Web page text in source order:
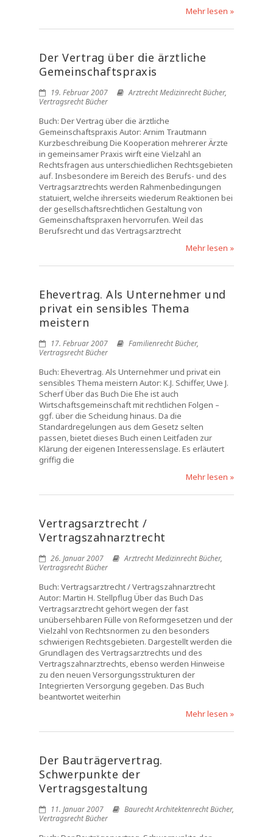
Mehr lesen »
Der Vertrag über die ärztliche
Gemeinschaftspraxis
19. Februar 2007 Arztrecht Medizinrecht Bücher,
Vertragsrecht Bücher
Buch: Der Vertrag über die ärztliche
Gemeinschaftspraxis Autor: Arnim Trautmann
Kurzbeschreibung Die Kooperation mehrerer Ärzte
in gemeinsamer Praxis wirft eine Vielzahl an
Rechtsfragen aus unterschiedlichen Rechtsgebieten
auf. Insbesondere im Bereich des Berufs- und des
Vertragsarztrechts werden Rahmenbedingungen
statuiert, welche ihrerseits wiederum Reaktionen bei
der gesellschaftsrechtlichen Gestaltung von
Gemeinschaftspraxen hervorrufen. Weil das
Berufsrecht und das Vertragsarztrecht
Mehr lesen »
Ehevertrag. Als Unternehmer und
privat ein sensibles Thema
meistern
17. Februar 2007 Familienrecht Bücher,
Vertragsrecht Bücher
Buch: Ehevertrag. Als Unternehmer und privat ein
sensibles Thema meistern Autor: K.J. Schiffer, Uwe J.
Scherf Über das Buch Die Ehe ist auch
Wirtschaftsgemeinschaft mit rechtlichen Folgen –
ggf. über die Scheidung hinaus. Da die
Standardregelungen aus dem Gesetz selten
passen, bietet dieses Buch einen Leitfaden zur
Klärung der eigenen Interessenslage. Es erläutert
griffig die
Mehr lesen »
Vertragsarztrecht /
Vertragszahnarztrecht
26. Januar 2007 Arztrecht Medizinrecht Bücher,
Vertragsrecht Bücher
Buch: Vertragsarztrecht / Vertragszahnarztrecht
Autor: Martin H. Stellpflug Über das Buch Das
Vertragsarztrecht gehört wegen der fast
unübersehbaren Fülle von Reformgesetzen und der
Vielzahl von Rechtsnormen zu den besonders
schwierigen Rechtsgebieten. Dargestellt werden die
Grundlagen des Vertragsarztrechts und des
Vertragszahnarztrechts, ebenso werden Hinweise
zu den neuen Versorgungsstrukturen der
Integrierten Versorgung gegeben. Das Buch
beantwortet weiterhin
Mehr lesen »
Der Bauträgervertrag.
Schwerpunkte der
Vertragsgestaltung
11. Januar 2007 Baurecht Architektenrecht Bücher,
Vertragsrecht Bücher